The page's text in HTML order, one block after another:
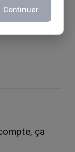
ça
Continuer